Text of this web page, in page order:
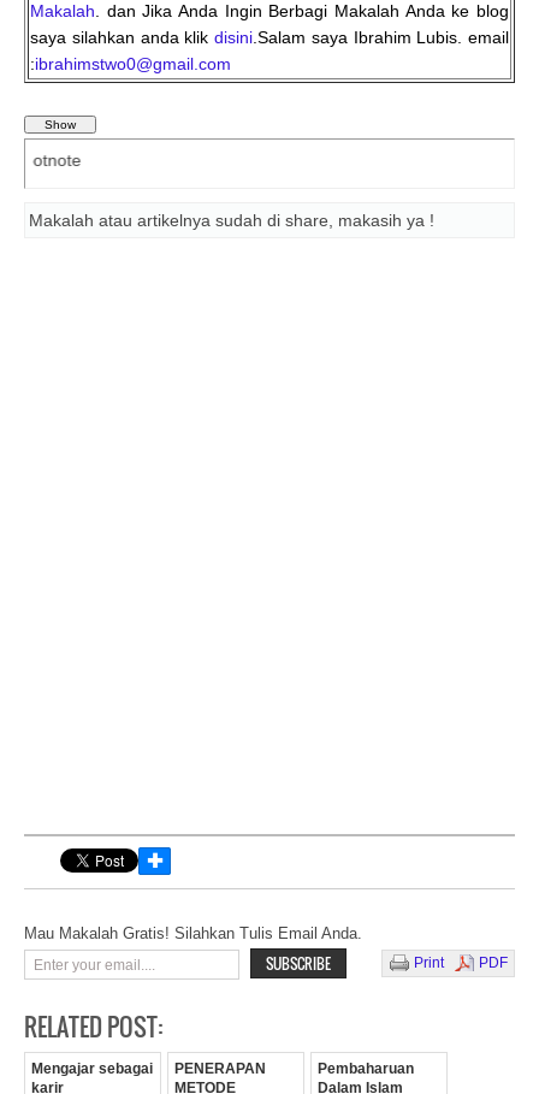
Makalah . dan Jika Anda Ingin Berbagi Makalah Anda ke blog
saya silahkan anda klik disini .Salam saya Ibrahim Lubis. email
:ibrahimstwo0@gmail.com
Makalah atau artikelnya sudah di share, makasih ya !
✚
Mau Makalah Gratis! Silahkan Tulis Email Anda.
Print PDF
RELATED POST:
Mengajar sebagai
karir
PENERAPAN
METODE
Pembaharuan
Dalam Islam